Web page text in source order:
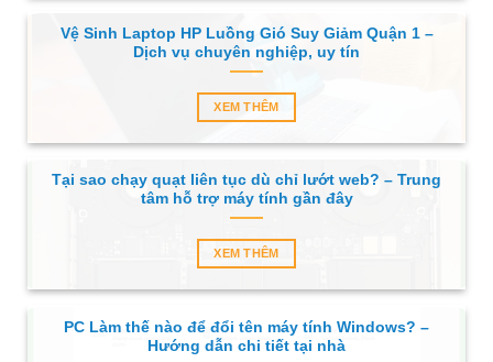
Vệ Sinh Laptop HP Luồng Gió Suy Giảm Quận 1 –
Dịch vụ chuyên nghiệp, uy tín
XEM THÊM
Tại sao chạy quạt liên tục dù chỉ lướt web? – Trung
tâm hỗ trợ máy tính gần đây
XEM THÊM
PC Làm thế nào để đổi tên máy tính Windows? –
Hướng dẫn chi tiết tại nhà